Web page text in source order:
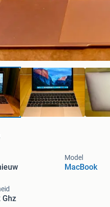
Model
MacBook
Ghz